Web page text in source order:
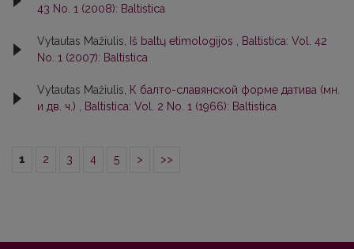
43 No. 1 (2008): Baltistica
Vytautas Mažiulis, Iš baltų etimologijos
Baltistica: Vol. 42
No. 1 (2007): Baltistica
Vytautas Mažiulis,
К балто-славянской форме датива (мн.
и дв. ч.)
Baltistica: Vol. 2 No. 1 (1966): Baltistica
1 2 3 4 5 > >>